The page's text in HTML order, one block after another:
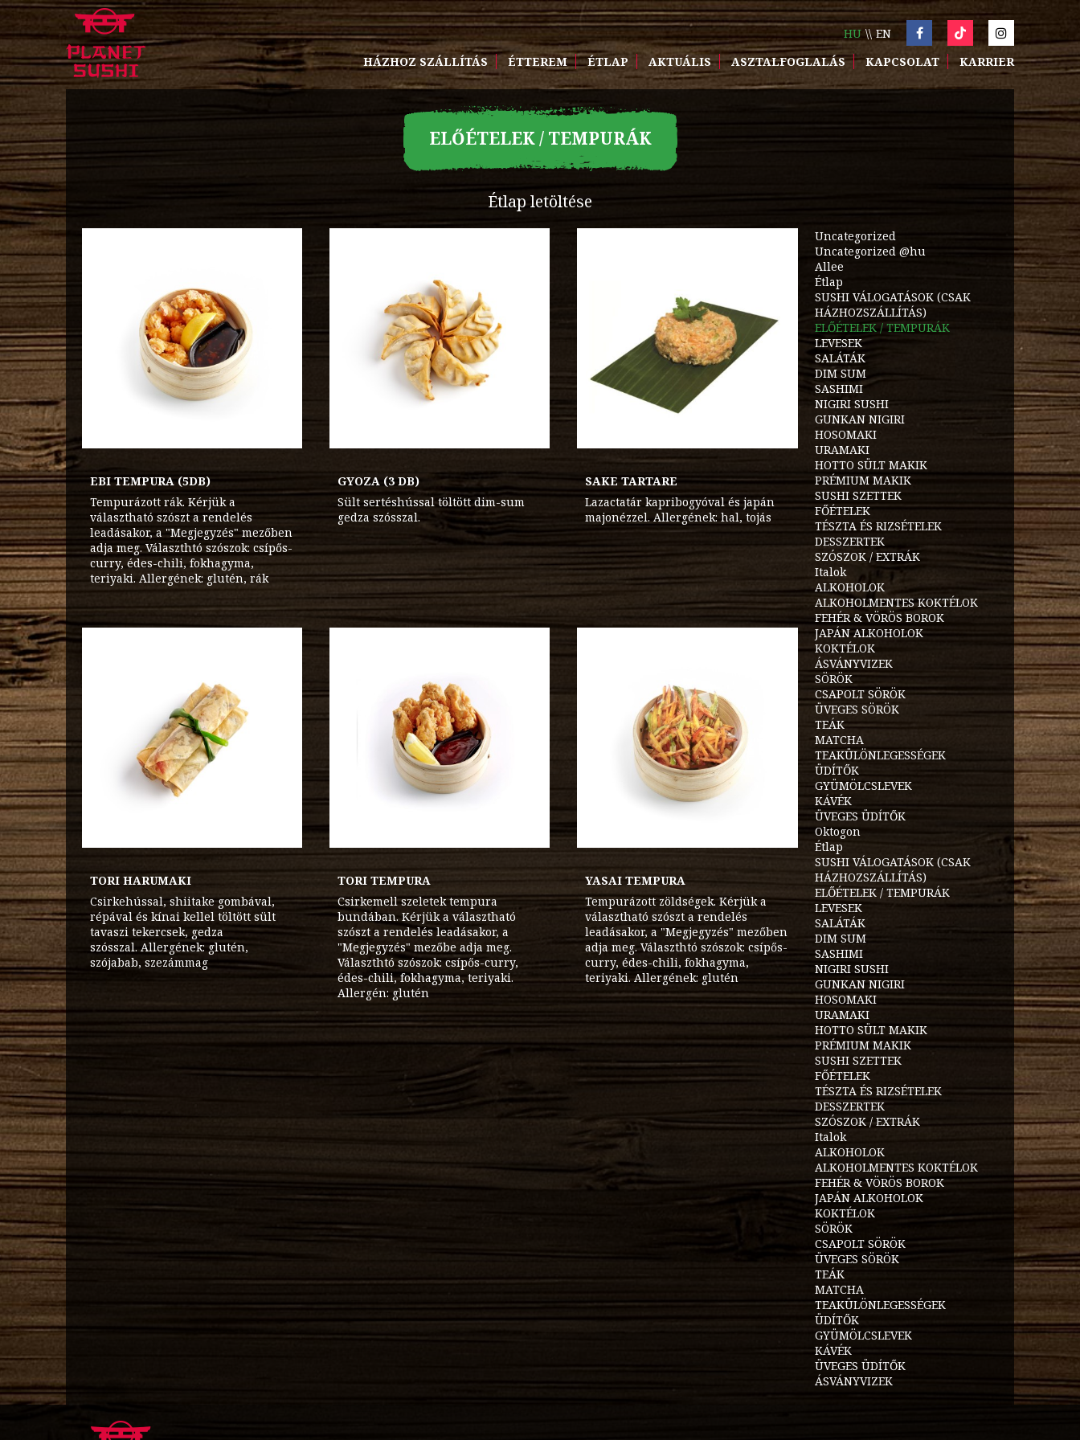
HU
EN
HÁZHOZ SZÁLLÍTÁS
ÉTTEREM ÉTLAP AKTUÁLIS ASZTALFOGLALÁS KAPCSOLAT KARRIER
ELŐÉTELEK / TEMPURÁK
Étlap letöltése
EBI TEMPURA (5DB)
Tempurázott rák. Kérjük a
választható szószt a rendelés
leadásakor, a "Megjegyzés" mezőben
adja meg. Választhtó szószok: csípős-
curry, édes-chili, fokhagyma,
teriyaki. Allergének: glutén, rák
GYOZA (3 DB)
Sült sertéshússal töltött dim-sum
gedza szósszal.
SAKE TARTARE
Lazactatár kapribogyóval és japán
majonézzel. Allergének: hal, tojás
TORI HARUMAKI
Csirkehússal, shiitake gombával,
répával és kínai kellel töltött sült
tavaszi tekercsek, gedza
szósszal. Allergének: glutén,
szójabab, szezámmag
TORI TEMPURA
Csirkemell szeletek tempura
bundában. Kérjük a választható
szószt a rendelés leadásakor, a
"Megjegyzés" mezőbe adja meg.
Választhtó szószok: csípős-curry,
édes-chili, fokhagyma, teriyaki.
Allergén: glutén
YASAI TEMPURA
Tempurázott zöldségek. Kérjük a
választható szószt a rendelés
leadásakor, a "Megjegyzés" mezőben
adja meg. Választhtó szószok: csípős-
curry, édes-chili, fokhagyma,
teriyaki. Allergének: glutén
Uncategorized
Uncategorized @hu
Allee
Étlap
SUSHI VÁLOGATÁSOK (CSAK
HÁZHOZSZÁLLÍTÁS)
ELŐÉTELEK / TEMPURÁK
LEVESEK
SALÁTÁK
DIM SUM
SASHIMI
NIGIRI SUSHI
GUNKAN NIGIRI
HOSOMAKI
URAMAKI
HOTTO SÜLT MAKIK
PRÉMIUM MAKIK
SUSHI SZETTEK
FŐÉTELEK
TÉSZTA ÉS RIZSÉTELEK
DESSZERTEK
SZÓSZOK / EXTRÁK
Italok
ALKOHOLOK
ALKOHOLMENTES KOKTÉLOK
FEHÉR & VÖRÖS BOROK
JAPÁN ALKOHOLOK
KOKTÉLOK
ÁSVÁNYVIZEK
SÖRÖK
CSAPOLT SÖRÖK
ÜVEGES SÖRÖK
TEÁK
MATCHA
TEAKÜLÖNLEGESSÉGEK
ÜDÍTŐK
GYÜMÖLCSLEVEK
KÁVÉK
ÜVEGES ÜDÍTŐK
Oktogon
Étlap
SUSHI VÁLOGATÁSOK (CSAK
HÁZHOZSZÁLLÍTÁS)
ELŐÉTELEK / TEMPURÁK
LEVESEK
SALÁTÁK
DIM SUM
SASHIMI
NIGIRI SUSHI
GUNKAN NIGIRI
HOSOMAKI
URAMAKI
HOTTO SÜLT MAKIK
PRÉMIUM MAKIK
SUSHI SZETTEK
FŐÉTELEK
TÉSZTA ÉS RIZSÉTELEK
DESSZERTEK
SZÓSZOK / EXTRÁK
Italok
ALKOHOLOK
ALKOHOLMENTES KOKTÉLOK
FEHÉR & VÖRÖS BOROK
JAPÁN ALKOHOLOK
KOKTÉLOK
SÖRÖK
CSAPOLT SÖRÖK
ÜVEGES SÖRÖK
TEÁK
MATCHA
TEAKÜLÖNLEGESSÉGEK
ÜDÍTŐK
GYÜMÖLCSLEVEK
KÁVÉK
ÜVEGES ÜDÍTŐK
ÁSVÁNYVIZEK